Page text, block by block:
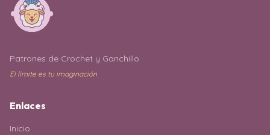
Patrones de Crochet y Ganchillo
El límite es tu imaginación
Enlaces
Inicio